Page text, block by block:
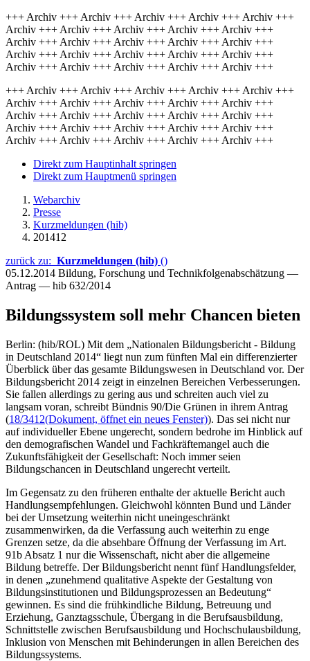
+++ Archiv +++ Archiv +++ Archiv +++ Archiv +++ Archiv +++
Archiv +++ Archiv +++ Archiv +++ Archiv +++ Archiv +++
Archiv +++ Archiv +++ Archiv +++ Archiv +++ Archiv +++
Archiv +++ Archiv +++ Archiv +++ Archiv +++ Archiv +++
Archiv +++ Archiv +++ Archiv +++ Archiv +++ Archiv +++
+++ Archiv +++ Archiv +++ Archiv +++ Archiv +++ Archiv +++
Archiv +++ Archiv +++ Archiv +++ Archiv +++ Archiv +++
Archiv +++ Archiv +++ Archiv +++ Archiv +++ Archiv +++
Archiv +++ Archiv +++ Archiv +++ Archiv +++ Archiv +++
Archiv +++ Archiv +++ Archiv +++ Archiv +++ Archiv +++
Direkt zum Hauptinhalt springen
Direkt zum Hauptmenü springen
Webarchiv
Presse
Kurzmeldungen (hib)
201412
zurück zu: Kurzmeldungen (hib) ()
05.12.2014 Bildung, Forschung und Technikfolgenabschätzung —
Antrag — hib 632/2014
Bildungssystem soll mehr Chancen bieten
Berlin: (hib/ROL) Mit dem „Nationalen Bildungsbericht - Bildung
in Deutschland 2014“ liegt nun zum fünften Mal ein differenzierter
Überblick über das gesamte Bildungswesen in Deutschland vor. Der
Bildungsbericht 2014 zeigt in einzelnen Bereichen Verbesserungen.
Sie fallen allerdings zu gering aus und schreiten auch viel zu
langsam voran, schreibt Bündnis 90/Die Grünen in ihrem Antrag
(18/3412(Dokument, öffnet ein neues Fenster)). Das sei nicht nur
auf individueller Ebene ungerecht, sondern bedrohe im Hinblick auf
den demografischen Wandel und Fachkräftemangel auch die
Zukunftsfähigkeit der Gesellschaft: Noch immer seien
Bildungschancen in Deutschland ungerecht verteilt.
Im Gegensatz zu den früheren enthalte der aktuelle Bericht auch
Handlungsempfehlungen. Gleichwohl könnten Bund und Länder
bei der Umsetzung weiterhin nicht uneingeschränkt
zusammenwirken, da die Verfassung auch weiterhin zu enge
Grenzen setze, da die absehbare Öffnung der Verfassung im Art.
91b Absatz 1 nur die Wissenschaft, nicht aber die allgemeine
Bildung betreffe. Der Bildungsbericht nennt fünf Handlungsfelder,
in denen „zunehmend qualitative Aspekte der Gestaltung von
Bildungsinstitutionen und Bildungsprozessen an Bedeutung“
gewinnen. Es sind die frühkindliche Bildung, Betreuung und
Erziehung, Ganztagsschule, Übergang in die Berufsausbildung,
Schnittstelle zwischen Berufsausbildung und Hochschulausbildung,
Inklusion von Menschen mit Behinderungen in allen Bereichen des
Bildungssystems.